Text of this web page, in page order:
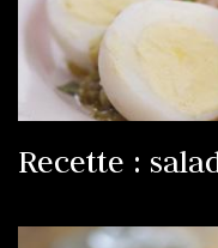
Recette :